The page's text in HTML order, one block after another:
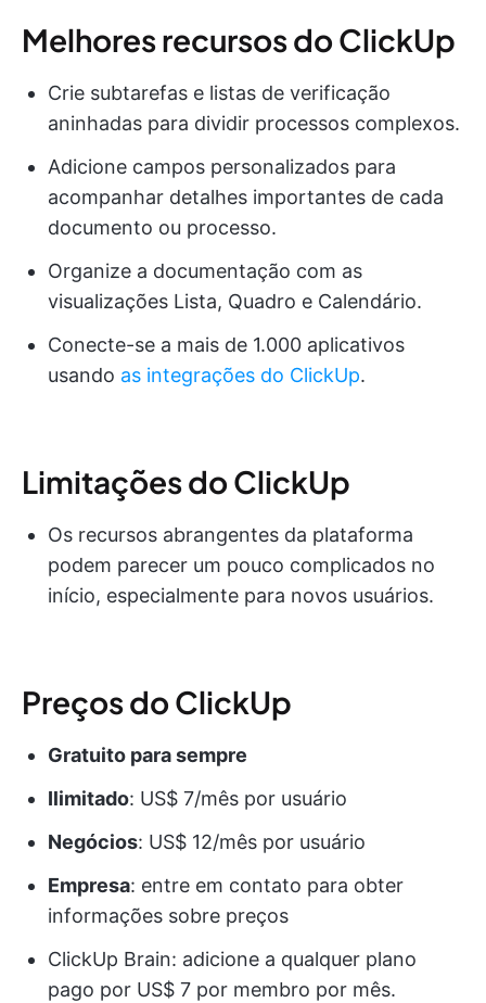
Melhores recursos do ClickUp
Crie subtarefas e listas de verificação
aninhadas para dividir processos complexos.
Adicione campos personalizados para
acompanhar detalhes importantes de cada
documento ou processo.
Organize a documentação com as
visualizações Lista, Quadro e Calendário.
Conecte-se a mais de 1.000 aplicativos
usando as integrações do ClickUp.
Limitações do ClickUp
Os recursos abrangentes da plataforma
podem parecer um pouco complicados no
início, especialmente para novos usuários.
Preços do ClickUp
Gratuito para sempre
Ilimitado: US$ 7/mês por usuário
Negócios: US$ 12/mês por usuário
Empresa: entre em contato para obter
informações sobre preços
ClickUp Brain: adicione a qualquer plano
pago por US$ 7 por membro por mês.